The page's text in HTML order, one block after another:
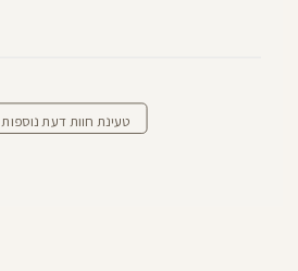
טעינת חוות דעת נוספות